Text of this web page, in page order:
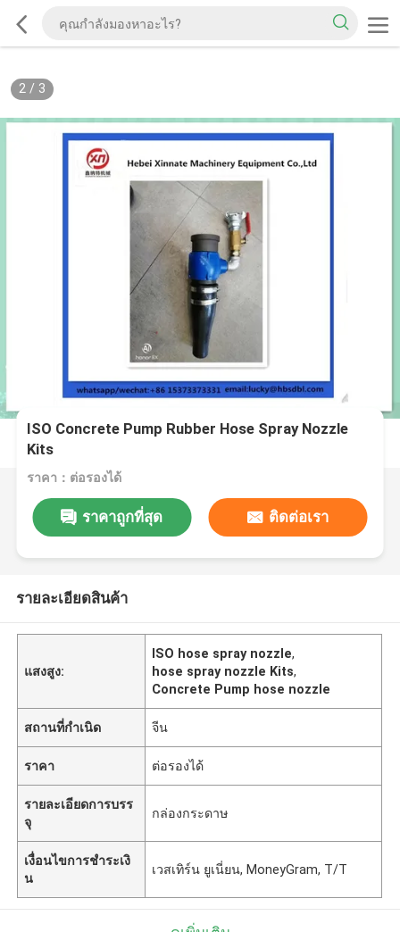
2/ 3
ISO Concrete Pump Rubber Hose Spray Nozzle
Kits
ราคา：ต่อรองได้
ราคาถูกที่สุด ติดต่อเรา
รายละเอียดสินค้า
แสงสูง:
ISO hose spray nozzle,
hose spray nozzle Kits,
Concrete Pump hose nozzle
สถานที่กำเนิด จีน
ราคา ต่อรองได้
รายละเอียดการบรร
จุ
กล่องกระดาษ
เงื่อนไขการชำระเงิ
น
เวสเทิร์น ยูเนี่ยน, MoneyGram, T/T